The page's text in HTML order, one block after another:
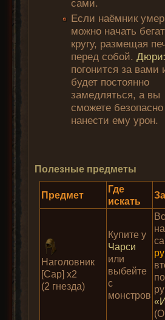
сами.
Если наёмник
можно начать
кругу, размещая
перед собой.
погонится за вами
будет постоянно
замедляться, а вы
сможете безопасно
нанести ему урон.
Полезные предметы
Предмет
Где
искать
Наголовник
[Cap] x2
(2 гнезда)
Купите у
Чарси
или
выбейте
с
монстров